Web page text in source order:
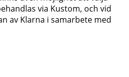
via Kustom, och vid
av Klarna i samarbete med